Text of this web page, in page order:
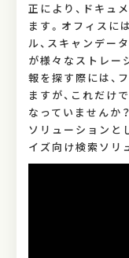
正により、ドキュ
ます。オフィスに
ル、スキャンデー
が様々なストレー
報を探す際には、
ますが、これだけ
なっていませんか
ソリューションと
イズ向け検索ソリ